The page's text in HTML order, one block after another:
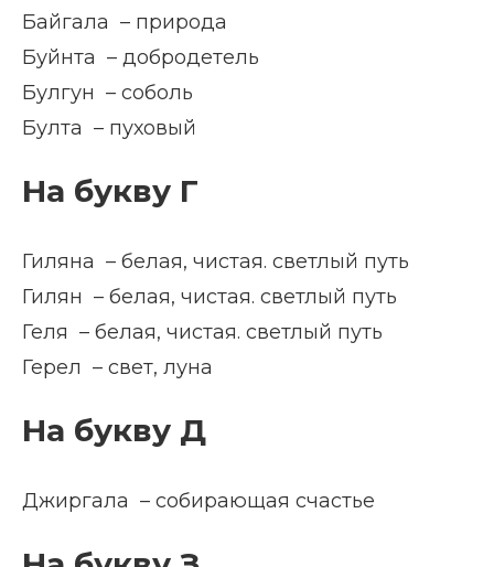
Байгала – природа
Буйнта – добродетель
Булгун – соболь
Булта – пуховый
На букву Г
Гиляна – белая, чистая. светлый путь
Гилян – белая, чистая. светлый путь
Геля – белая, чистая. светлый путь
Герел – свет, луна
На букву Д
Джиргала – собирающая счастье